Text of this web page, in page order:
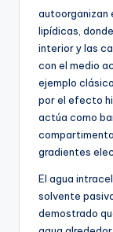
autoorganizan
lipídicas,
interior y las
con el medio
ejemplo
por el efecto
actúa como
gradientes
El agua
solvente
demostrado